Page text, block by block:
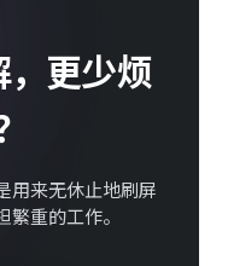
，更少烦
用来无休止地刷屏
重的工作。